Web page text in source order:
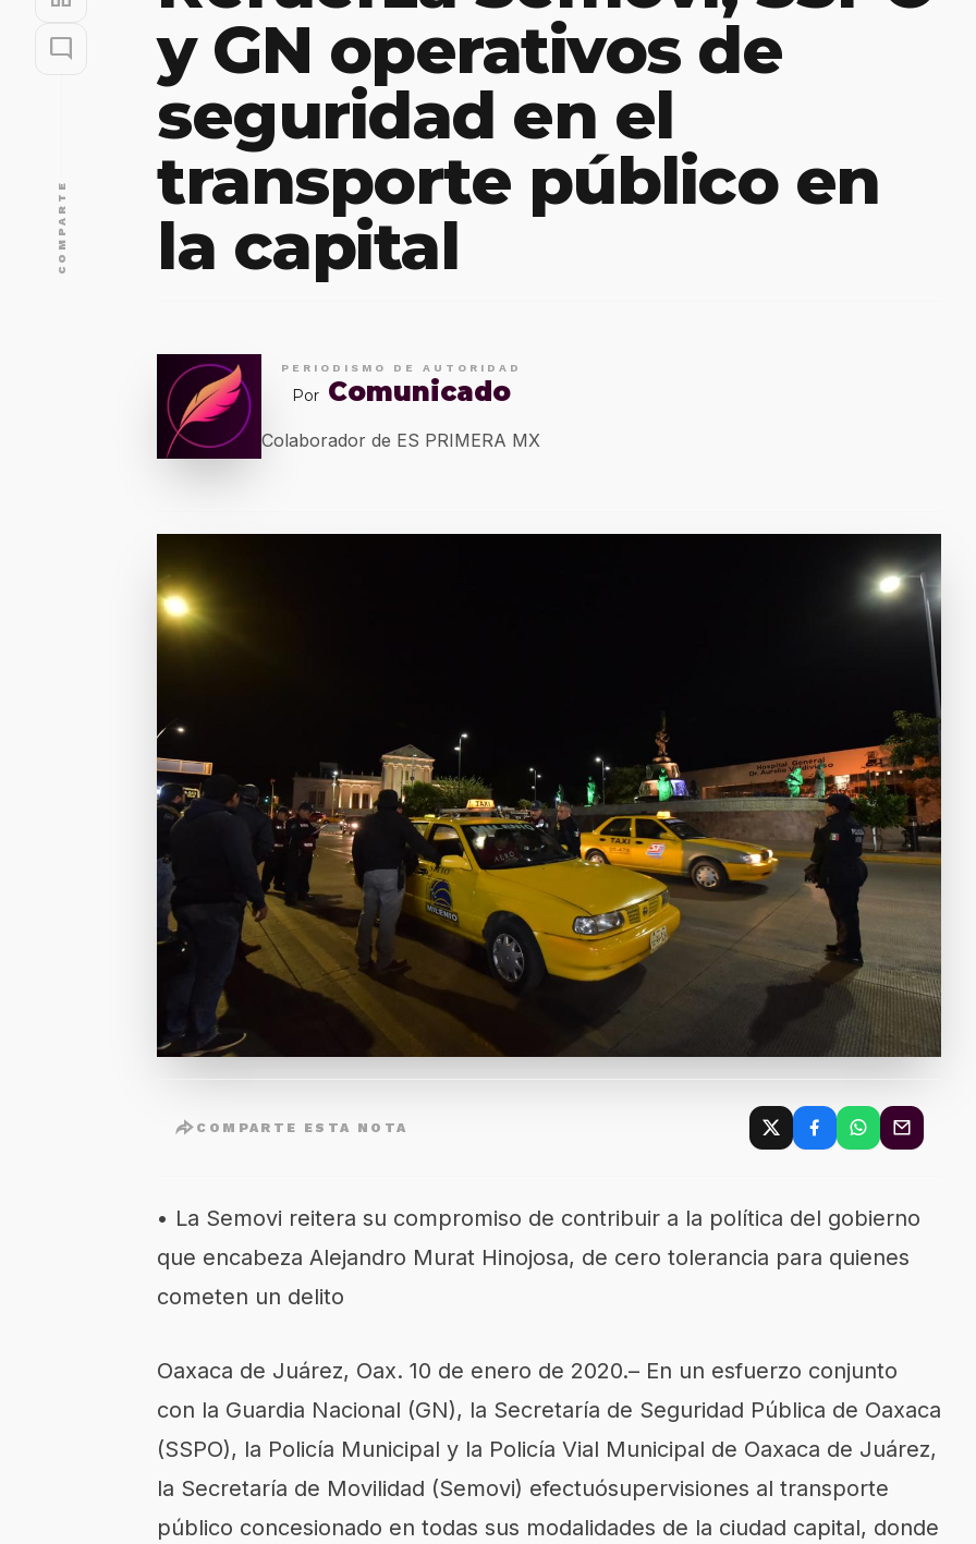
mode_comment
COMPARTE
y GN operativos de
seguridad en el
transporte público en
la capital
PERIODISMO DE AUTORIDAD
Por Comunicado
Colaborador de ES PRIMERA MX
COMPARTE ESTA NOTA
• La Semovi reitera su compromiso de contribuir a la política del gobierno
que encabeza Alejandro Murat Hinojosa, de cero tolerancia para quienes
cometen un delito
Oaxaca de Juárez, Oax. 10 de enero de 2020.– En un esfuerzo conjunto
con la Guardia Nacional (GN), la Secretaría de Seguridad Pública de Oaxaca
(SSPO), la Policía Municipal y la Policía Vial Municipal de Oaxaca de Juárez,
la Secretaría de Movilidad (Semovi) efectuósupervisiones al transporte
público concesionado en todas sus modalidades de la ciudad capital, donde